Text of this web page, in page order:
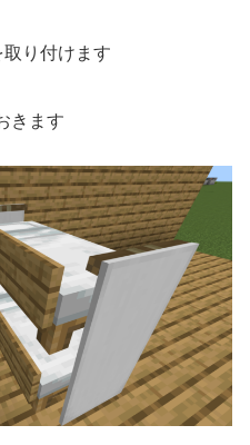
り付けます
きます